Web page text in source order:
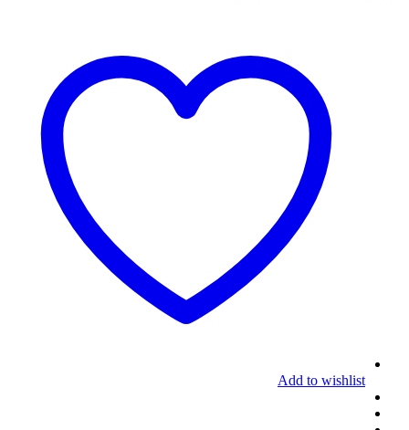
Add to wishlist